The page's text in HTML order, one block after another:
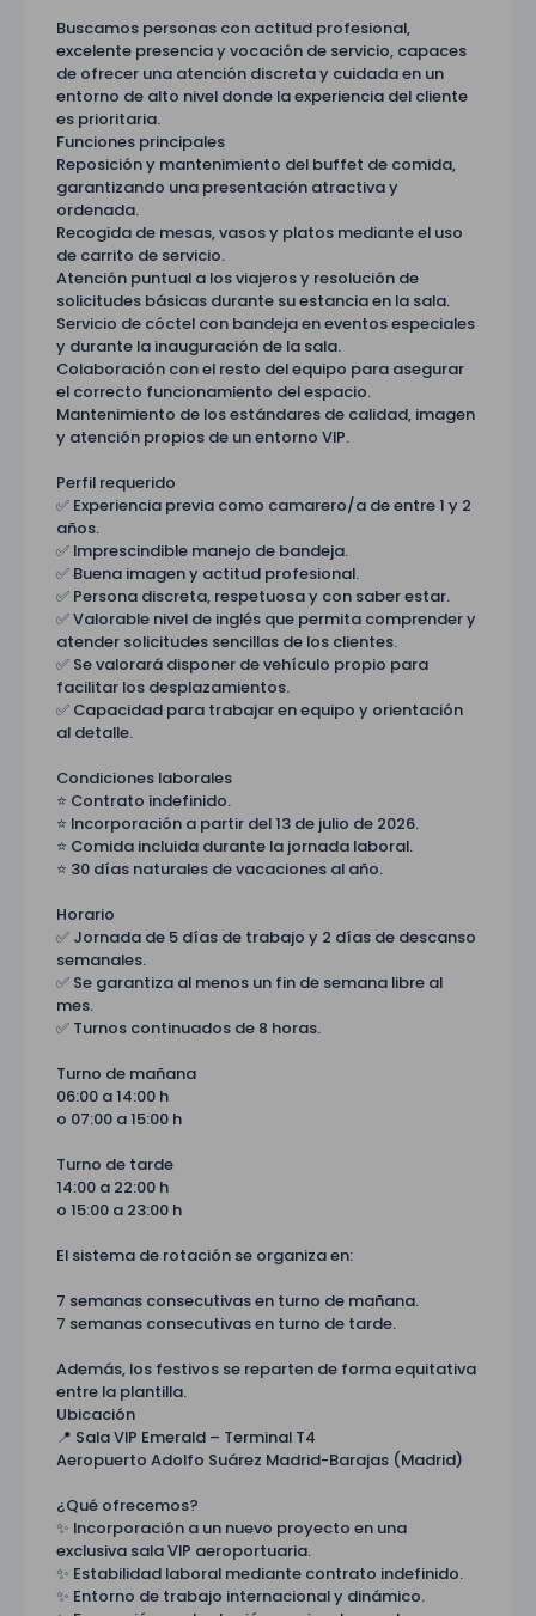
Buscamos personas con actitud profesional,
excelente presencia y vocación de servicio, capaces
de ofrecer una atención discreta y cuidada en un
entorno de alto nivel donde la experiencia del cliente
es prioritaria.
Funciones principales
Reposición y mantenimiento del buffet de comida,
garantizando una presentación atractiva y
ordenada.
Recogida de mesas, vasos y platos mediante el uso
de carrito de servicio.
Atención puntual a los viajeros y resolución de
solicitudes básicas durante su estancia en la sala.
Servicio de cóctel con bandeja en eventos especiales
y durante la inauguración de la sala.
Colaboración con el resto del equipo para asegurar
el correcto funcionamiento del espacio.
Mantenimiento de los estándares de calidad, imagen
y atención propios de un entorno VIP.
Perfil requerido
✅ Experiencia previa como camarero/a de entre 1 y 2
años.
✅ Imprescindible manejo de bandeja.
✅ Buena imagen y actitud profesional.
✅ Persona discreta, respetuosa y con saber estar.
✅ Valorable nivel de inglés que permita comprender y
atender solicitudes sencillas de los clientes.
✅ Se valorará disponer de vehículo propio para
facilitar los desplazamientos.
✅ Capacidad para trabajar en equipo y orientación
al detalle.
Condiciones laborales
⭐ Contrato indefinido.
⭐ Incorporación a partir del 13 de julio de 2026.
⭐ Comida incluida durante la jornada laboral.
⭐ 30 días naturales de vacaciones al año.
Horario
✅ Jornada de 5 días de trabajo y 2 días de descanso
semanales.
✅ Se garantiza al menos un fin de semana libre al
mes.
✅ Turnos continuados de 8 horas.
Turno de mañana
06:00 a 14:00 h
o 07:00 a 15:00 h
Turno de tarde
14:00 a 22:00 h
o 15:00 a 23:00 h
El sistema de rotación se organiza en:
7 semanas consecutivas en turno de mañana.
7 semanas consecutivas en turno de tarde.
Además, los festivos se reparten de forma equitativa
entre la plantilla.
Ubicación
📍 Sala VIP Emerald – Terminal T4
Aeropuerto Adolfo Suárez Madrid-Barajas (Madrid)
¿Qué ofrecemos?
✨ Incorporación a un nuevo proyecto en una
exclusiva sala VIP aeroportuaria.
✨ Estabilidad laboral mediante contrato indefinido.
✨ Entorno de trabajo internacional y dinámico.